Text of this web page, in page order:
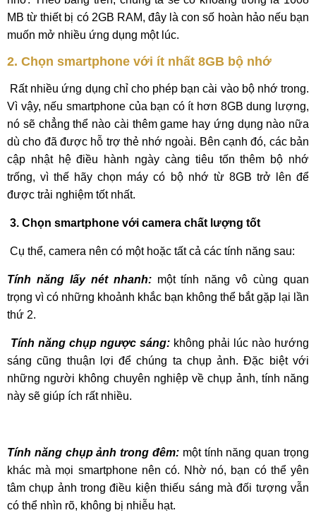
MB từ thiết bị có 2GB RAM, đây là con số hoàn hảo nếu bạn
muốn mở nhiều ứng dụng một lúc.
2. Chọn smartphone với ít nhất 8GB bộ nhớ
Rất nhiều ứng dụng chỉ cho phép bạn cài vào bộ nhớ trong.
Vì vậy, nếu smartphone của bạn có ít hơn 8GB dung lượng,
nó sẽ chẳng thể nào cài thêm game hay ứng dụng nào nữa
dù cho đã được hỗ trợ thẻ nhớ ngoài. Bên cạnh đó, các bản
cập nhật hệ điều hành ngày càng tiêu tốn thêm bộ nhớ
trống, vì thế hãy chọn máy có bộ nhớ từ 8GB trở lên để
được trải nghiệm tốt nhất.
3. Chọn smartphone với camera chất lượng tốt
Cụ thể, camera nên có một hoặc tất cả các tính năng sau:
Tính năng lấy nét nhanh: một tính năng vô cùng quan
trọng vì có những khoảnh khắc bạn không thể bắt gặp lại lần
thứ 2.
Tính năng chụp ngược sáng: không phải lúc nào hướng
sáng cũng thuận lợi để chúng ta chụp ảnh. Đặc biệt với
những người không chuyên nghiệp về chụp ảnh, tính năng
này sẽ giúp ích rất nhiều.
Tính năng chụp ảnh trong đêm: một tính năng quan trọng
khác mà mọi smartphone nên có. Nhờ nó, bạn có thể yên
tâm chụp ảnh trong điều kiện thiếu sáng mà đối tượng vẫn
có thể nhìn rõ, không bị nhiễu hạt.